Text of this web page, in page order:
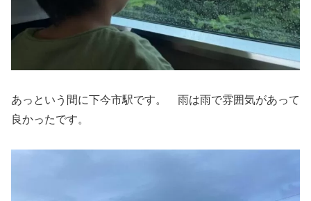
あっという間に下今市駅です。 雨は雨で雰囲気があって
良かったです。